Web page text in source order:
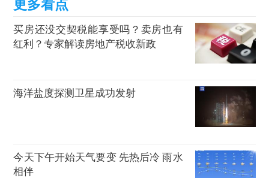
买房还没交契税能享受吗？卖房也有
红利？专家解读房地产税收新政
海洋盐度探测卫星成功发射
今天下午开始天气要变 先热后冷 雨水
相伴